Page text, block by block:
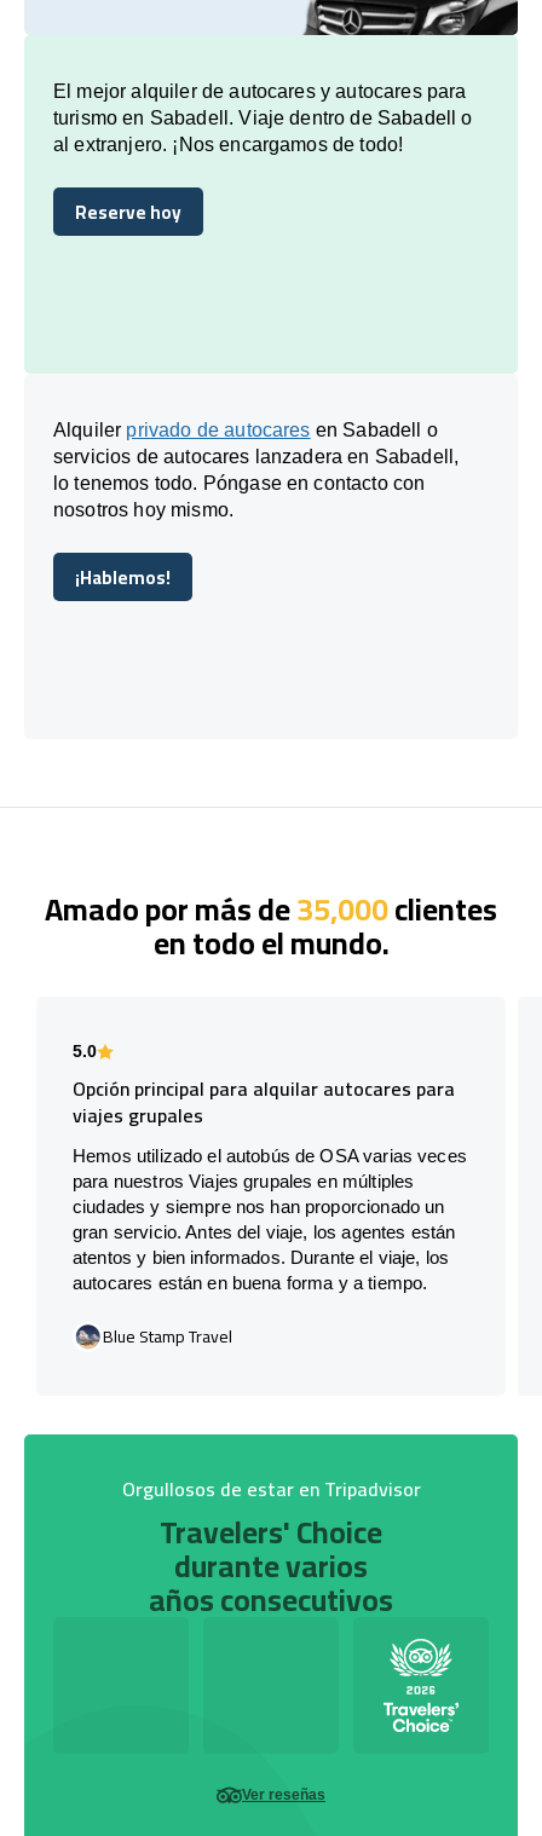
El mejor alquiler de autocares y autocares para
turismo en Sabadell. Viaje dentro de Sabadell o
al extranjero. ¡Nos encargamos de todo!
Reserve hoy
Reserve hoy
Alquiler privado de autocares en Sabadell o
servicios de autocares lanzadera en Sabadell,
lo tenemos todo. Póngase en contacto con
nosotros hoy mismo.
¡Hablemos!
¡Hablemos!
Amado por más de35,000clientes
en todo el mundo.
5.0
Opción principal para alquilar autocares para
viajes grupales
Hemos utilizado el autobús de OSA varias veces
para nuestros Viajes grupales en múltiples
ciudades y siempre nos han proporcionado un
gran servicio. Antes del viaje, los agentes están
atentos y bien informados. Durante el viaje, los
autocares están en buena forma y a tiempo.
Blue Stamp Travel
Orgullosos de estar en Tripadvisor
Travelers' Choice
durante varios
años consecutivos
Ver reseñas